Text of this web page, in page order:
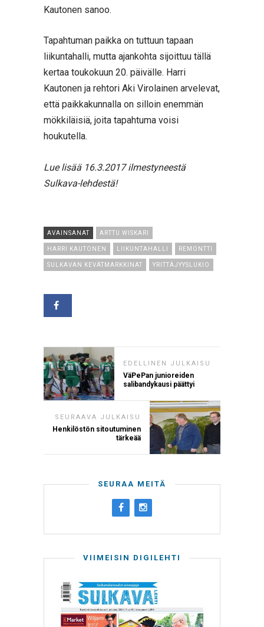
Kautonen sanoo.
Tapahtuman paikka on tuttuun tapaan
liikuntahalli, mutta ajankohta sijoittuu tällä
kertaa toukokuun 20. päivälle. Harri
Kautonen ja rehtori Aki Virolainen arvelevat,
että paikkakunnalla on silloin enemmän
mökkiläisiä, joita tapahtuma voisi
houkutella.
Lue lisää 16.3.2017 ilmestyneestä
Sulkava-lehdestä!
AVAINSANAT ARTTU WISKARI
HARRI KAUTONEN LIIKUNTAHALLI REMONTTI
SULKAVAN KEVÄTMARKKINAT YRITTÄJYYSLUKIO
EDELLINEN JULKAISU
VäPePan junioreiden
salibandykausi päättyi
SEURAAVA JULKAISU
Henkilöstön sitoutuminen
tärkeää
SEURAA MEITÄ
VIIMEISIN DIGILEHTI